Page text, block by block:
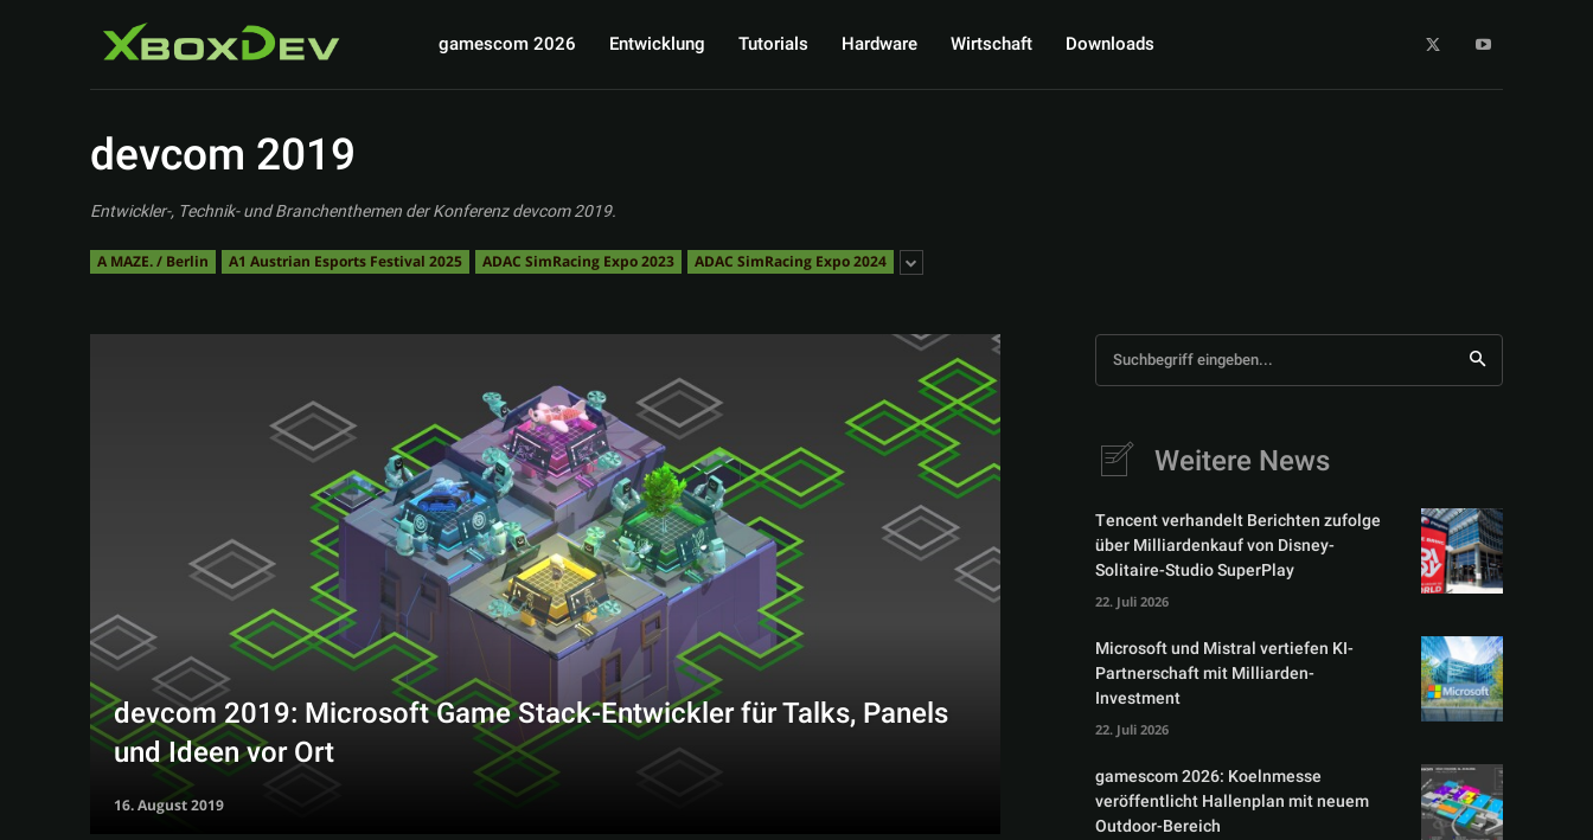
gamescom 2026 Entwicklung Tutorials Hardware Wirtschaft Downloads
devcom 2019
Entwickler-, Technik- und Branchenthemen der Konferenz devcom 2019.
A MAZE. / Berlin A1 Austrian Esports Festival 2025 ADAC SimRacing Expo 2023 ADAC SimRacing Expo 2024
devcom 2019: Microsoft Game Stack-Entwickler für Talks, Panels
und Ideen vor Ort
16. August 2019
Suchbegriff eingeben...
Weitere News
Tencent verhandelt Berichten zufolge
über Milliardenkauf von Disney-
Solitaire-Studio SuperPlay
22. Juli 2026
Microsoft und Mistral vertiefen KI-
Partnerschaft mit Milliarden-
Investment
22. Juli 2026
gamescom 2026: Koelnmesse
veröffentlicht Hallenplan mit neuem
Outdoor-Bereich